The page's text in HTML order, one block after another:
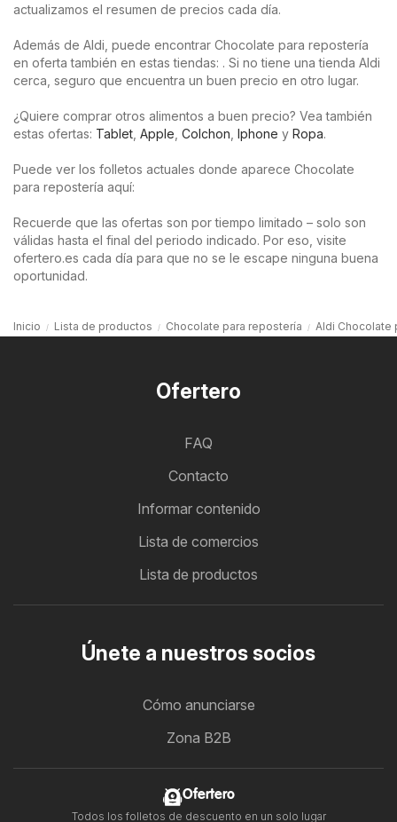
actualizamos el resumen de precios cada día.
Además de Aldi, puede encontrar Chocolate para repostería
en oferta también en estas tiendas: . Si no tiene una tienda Aldi
cerca, seguro que encuentra un buen precio en otro lugar.
¿Quiere comprar otros alimentos a buen precio? Vea también
estas ofertas: Tablet Apple Colchon Iphone y Ropa.
Puede ver los folletos actuales donde aparece Chocolate
para repostería aquí:
Recuerde que las ofertas son por tiempo limitado – solo son
válidas hasta el final del periodo indicado. Por eso, visite
ofertero.es cada día para que no se le escape ninguna buena
oportunidad.
Inicio Lista de productos Chocolate para repostería Aldi Chocolate
Ofertero
FAQ
Contacto
Informar contenido
Lista de comercios
Lista de productos
Únete a nuestros socios
Cómo anunciarse
Zona B2B
Ofertero
Todos los folletos de descuento en un solo lugar